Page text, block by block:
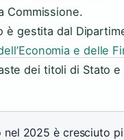
Commissione.
è gestita dal
e delle
dei titoli di Stato e
nel 2025 è cresciuto